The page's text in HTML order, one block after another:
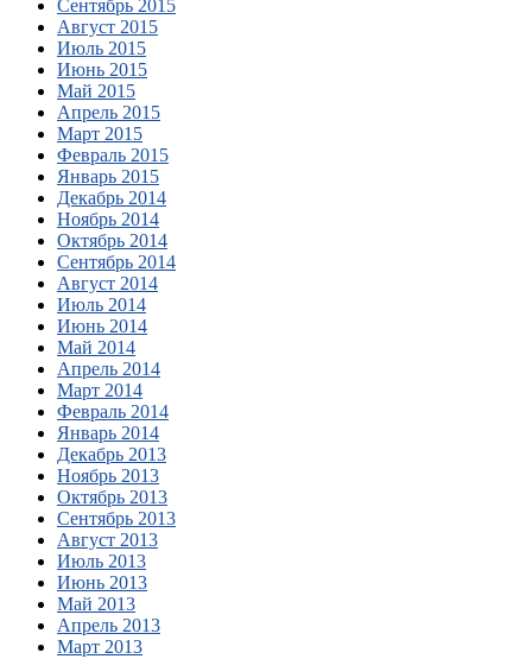
Сентябрь 2015
Август 2015
Июль 2015
Июнь 2015
Май 2015
Апрель 2015
Март 2015
Февраль 2015
Январь 2015
Декабрь 2014
Ноябрь 2014
Октябрь 2014
Сентябрь 2014
Август 2014
Июль 2014
Июнь 2014
Май 2014
Апрель 2014
Март 2014
Февраль 2014
Январь 2014
Декабрь 2013
Ноябрь 2013
Октябрь 2013
Сентябрь 2013
Август 2013
Июль 2013
Июнь 2013
Май 2013
Апрель 2013
Март 2013